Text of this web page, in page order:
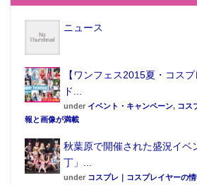
ニュース
【ワンフェス2015夏・コス
ド...
under イベント・キャンペーン, コス
報と画像が満載
秋葉原で開催された盛況イベ
丁」...
under コスプレ｜コスプレイヤーの